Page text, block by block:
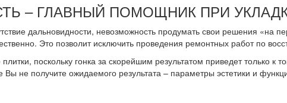
– ГЛАВНЫЙ ПОМОЩНИК ПРИ
дальновидности, невозможность продумать свои решения «на
Это позволит исключить проведения ремонтных работ по
поскольку гонка за скорейшим результатом приведет только
не получите ожидаемого результата – параметры эстетики и